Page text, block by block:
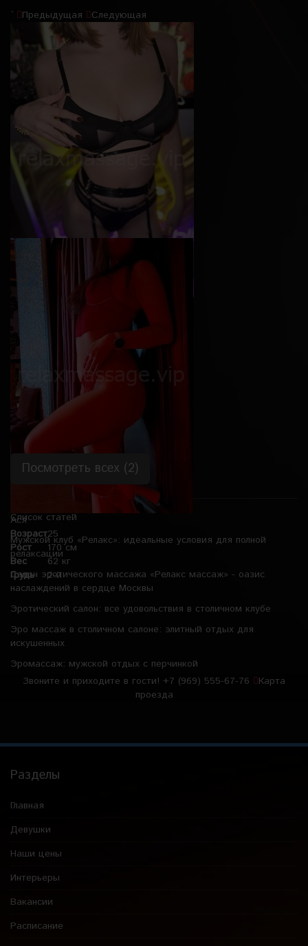
` Предыдущая Следующая
Ася
Возраст25
Рост
170 см
Вес
62 кг
Грудь
2-й
Посмотреть всех (2)
Список статей
Мужской клуб «Релакс»: идеальные условия для полной
релаксации
Салон эротического массажа «Релакс массаж» - оазис
наслаждений в сердце Москвы
Эротический салон: все удовольствия в столичном клубе
Эро массаж в столичном салоне: элитный отдых для
искушенных
Эромассаж: мужской отдых с перчинкой
Звоните и приходите в гости! +7 (969) 555-67-76
Карта
проезда
Разделы
Главная
Девушки
Наши цены
Интерьеры
Вакансии
Расписание